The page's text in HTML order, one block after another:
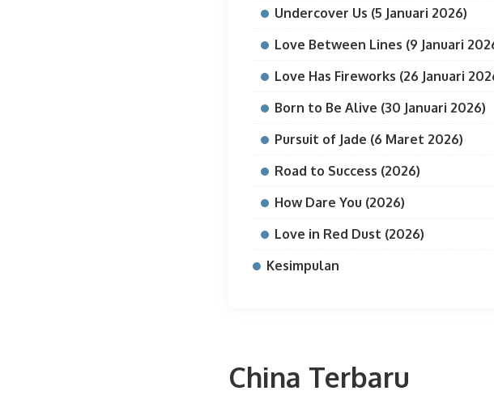
Undercover Us (5 Januari 2026)
Love Between Lines (9 Januari
Love Has Fireworks (26 Januari
Born to Be Alive (30 Januari 2026)
Pursuit of Jade (6 Maret 2026)
Road to Success (2026)
How Dare You (2026)
Love in Red Dust (2026)
Kesimpulan
China Terbaru